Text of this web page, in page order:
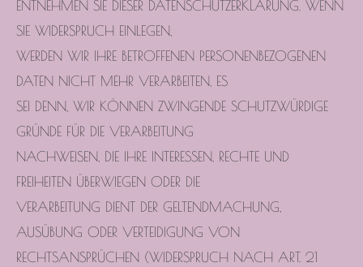
ENTNEHMEN SIE DIESER DATENSCHUTZERKLÄRUNG. WENN
SIE WIDERSPRUCH EINLEGEN,
WERDEN WIR IHRE BETROFFENEN PERSONENBEZOGENEN
DATEN NICHT MEHR VERARBEITEN, ES
SEI DENN, WIR KÖNNEN ZWINGENDE SCHUTZWÜRDIGE
GRÜNDE FÜR DIE VERARBEITUNG
NACHWEISEN, DIE IHRE INTERESSEN, RECHTE UND
FREIHEITEN ÜBERWIEGEN ODER DIE
VERARBEITUNG DIENT DER GELTENDMACHUNG,
AUSÜBUNG ODER VERTEIDIGUNG VON
RECHTSANSPRÜCHEN (WIDERSPRUCH NACH ART. 21